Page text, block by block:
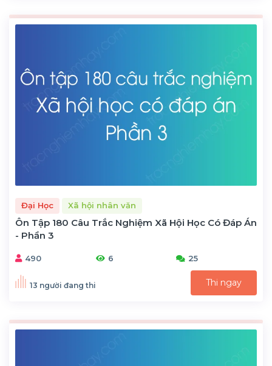
Đại Học Xã hội nhân văn
Ôn Tập 180 Câu Trắc Nghiệm Xã Hội Học Có Đáp Án
- Phần 3
490 6 25
13 người đang thi Thi ngay